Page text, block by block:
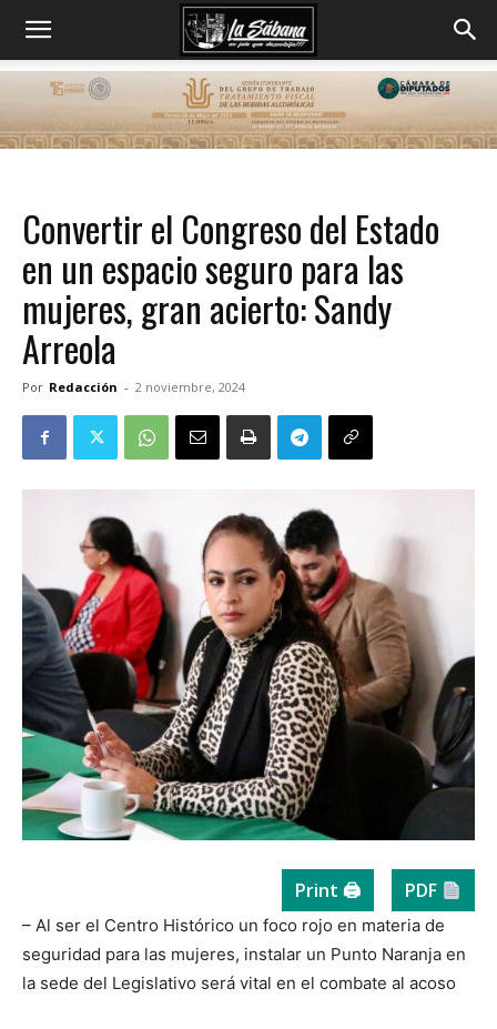
Convertir el Congreso del Estado
en un espacio seguro para las
mujeres, gran acierto: Sandy
Arreola
Por Redacción - 2 noviembre, 2024
Print 🖨 PDF
– Al ser el Centro Histórico un foco rojo en materia de
seguridad para las mujeres, instalar un Punto Naranja en
la sede del Legislativo será vital en el combate al acoso